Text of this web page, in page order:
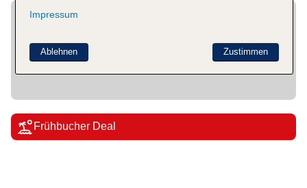
Frühbucher Deal
Impressum
Zustimmen
Ablehnen